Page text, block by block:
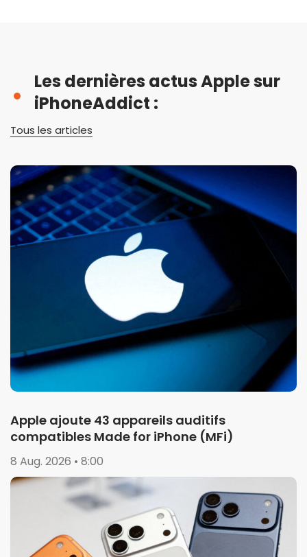
Les dernières actus Apple sur
iPhoneAddict :
Tous les articles
Apple ajoute 43 appareils auditifs
compatibles Made for iPhone (MFi)
8 Aug. 2026 • 8:00